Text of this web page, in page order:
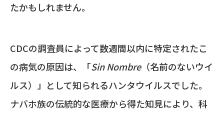
たかもしれません。
CDCの調査員によって数週間以内に特定されたこ
の病気の原因は、「Sin Nombre（名前のないウイ
ルス）」として知られるハンタウイルスでした。
ナバホ族の伝統的な医療から得た知見により、科